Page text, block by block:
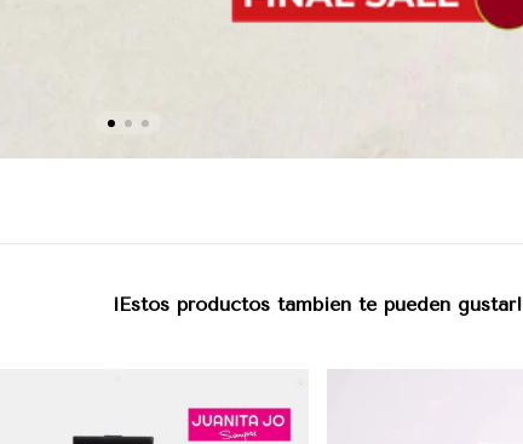
¡Estos productos también te pueden gustar!